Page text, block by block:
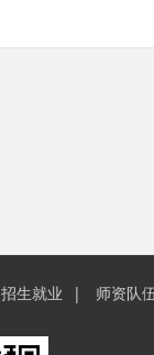
招生就业 师资队